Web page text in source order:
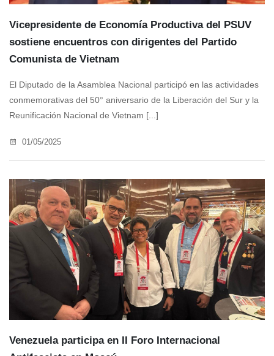
Vicepresidente de Economía Productiva del PSUV
sostiene encuentros con dirigentes del Partido
Comunista de Vietnam
El Diputado de la Asamblea Nacional participó en las actividades
conmemorativas del 50° aniversario de la Liberación del Sur y la
Reunificación Nacional de Vietnam [...]
01/05/2025
Venezuela participa en II Foro Internacional